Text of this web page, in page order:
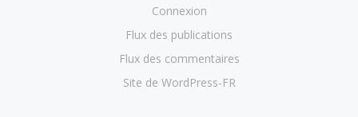
Connexion
Flux des publications
Flux des commentaires
Site de WordPress-FR